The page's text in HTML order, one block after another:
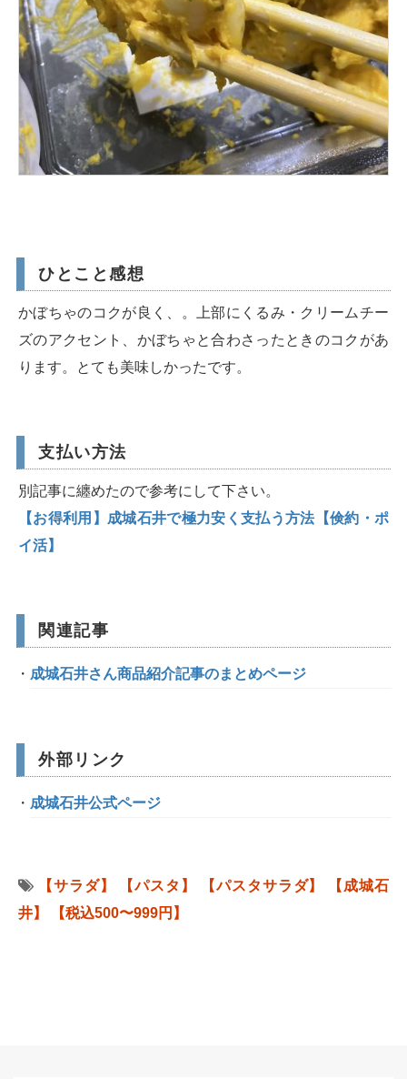
ひとこと感想
かぼちゃのコクが良く、。上部にくるみ・クリームチー
ズのアクセント、かぼちゃと合わさったときのコクがあ
ります。とても美味しかったです。
支払い方法
別記事に纏めたので参考にして下さい。
【お得利用】成城石井で極力安く支払う方法【倹約・ポ
イ活】
関連記事
成城石井さん商品紹介記事のまとめページ
外部リンク
成城石井公式ページ
【サラダ】 【パスタ】 【パスタサラダ】
【成城石
井】
【税込500〜999円】